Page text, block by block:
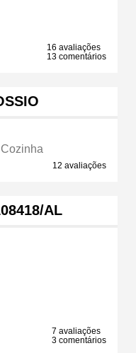
16 avaliações
13 comentários
12 avaliações
AL
7 avaliações
3 comentários